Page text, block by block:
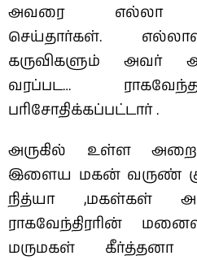
அவரை எல்லா
செய்தார்கள்.
கருவிகளும் அவர்
வரப்பட…
பரிசோதிக்கப்பட்டார் .
அருகில் உள்ள
இளைய மகன் வருண்
நித்யா ,மகள்கள்
ராகவேந்திரரின்
மருமகள்